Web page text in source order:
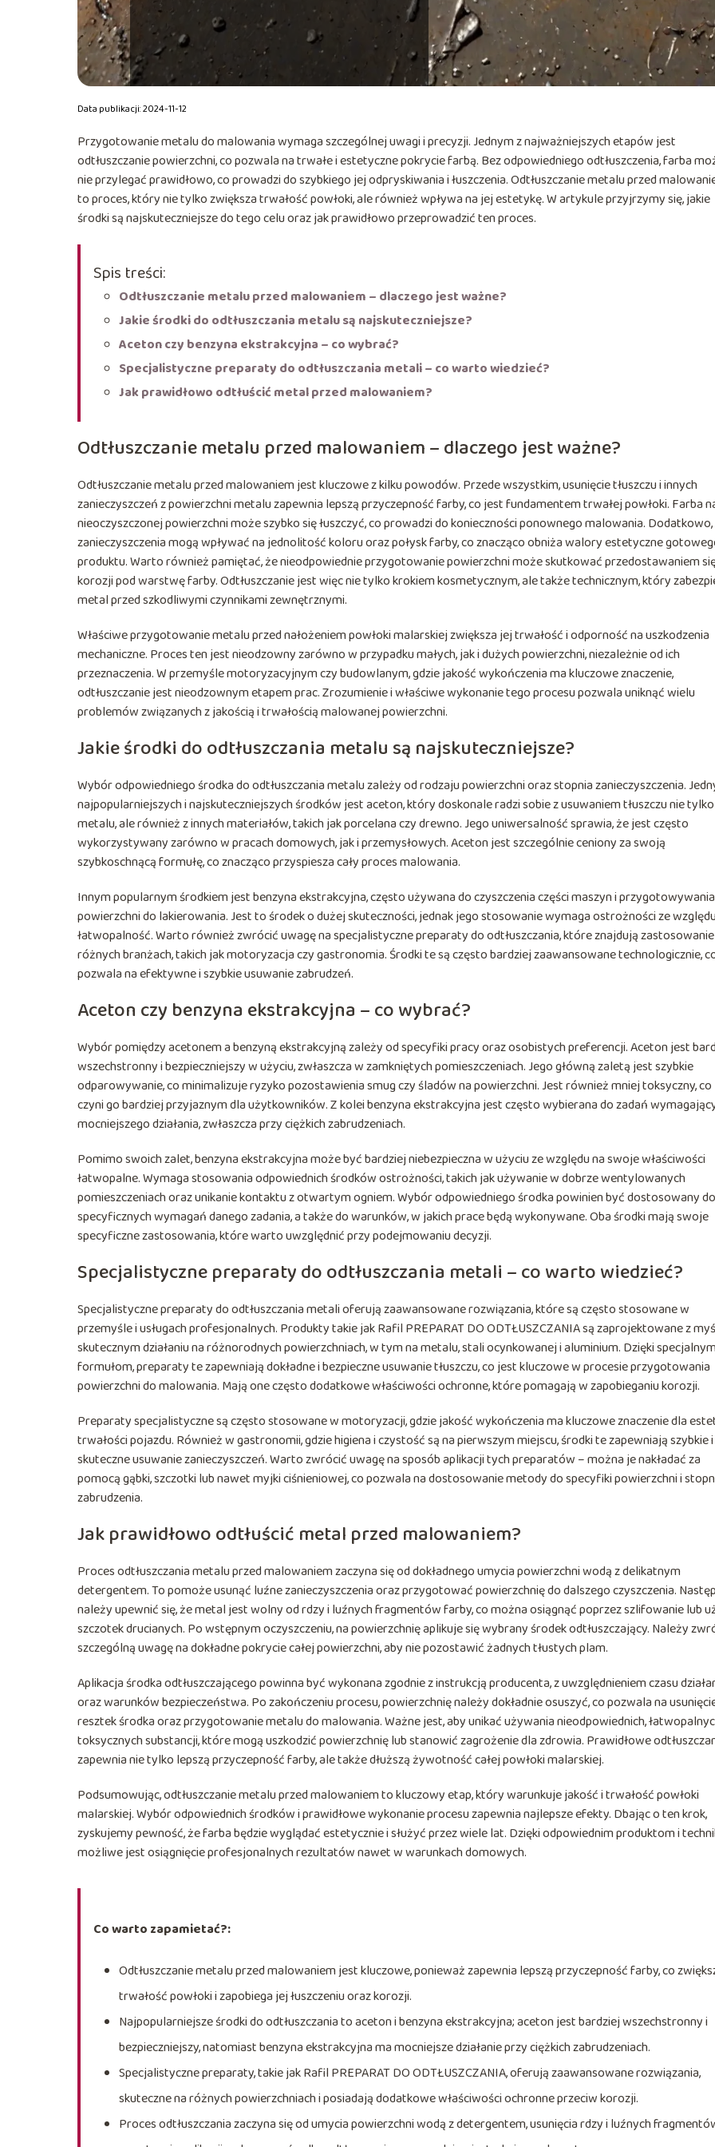
Data publikacji: 2024-11-12
Przygotowanie metalu do malowania wymaga szczególnej uwagi i precyzji. Jednym z najważniejszych etapów jest
odtłuszczanie powierzchni, co pozwala na trwałe i estetyczne pokrycie farbą. Bez odpowiedniego odtłuszczenia, farba
nie przylegać prawidłowo, co prowadzi do szybkiego jej odpryskiwania i łuszczenia. Odtłuszczanie metalu przed
to proces, który nie tylko zwiększa trwałość powłoki, ale również wpływa na jej estetykę. W artykule przyjrzymy się, jakie
środki są najskuteczniejsze do tego celu oraz jak prawidłowo przeprowadzić ten proces.
Spis treści:
Odtłuszczanie metalu przed malowaniem – dlaczego jest ważne?
Jakie środki do odtłuszczania metalu są najskuteczniejsze?
Aceton czy benzyna ekstrakcyjna – co wybrać?
Specjalistyczne preparaty do odtłuszczania metali – co warto wiedzieć?
Jak prawidłowo odtłuścić metal przed malowaniem?
Odtłuszczanie metalu przed malowaniem – dlaczego jest ważne?
Odtłuszczanie metalu przed malowaniem jest kluczowe z kilku powodów. Przede wszystkim, usunięcie tłuszczu i innych
zanieczyszczeń z powierzchni metalu zapewnia lepszą przyczepność farby, co jest fundamentem trwałej powłoki. Farba
nieoczyszczonej powierzchni może szybko się łuszczyć, co prowadzi do konieczności ponownego malowania. Dodatkowo,
zanieczyszczenia mogą wpływać na jednolitość koloru oraz połysk farby, co znacząco obniża walory estetyczne
produktu. Warto również pamiętać, że nieodpowiednie przygotowanie powierzchni może skutkować przedostawaniem
korozji pod warstwę farby. Odtłuszczanie jest więc nie tylko krokiem kosmetycznym, ale także technicznym, który
metal przed szkodliwymi czynnikami zewnętrznymi.
Właściwe przygotowanie metalu przed nałożeniem powłoki malarskiej zwiększa jej trwałość i odporność na uszkodzenia
mechaniczne. Proces ten jest nieodzowny zarówno w przypadku małych, jak i dużych powierzchni, niezależnie od ich
przeznaczenia. W przemyśle motoryzacyjnym czy budowlanym, gdzie jakość wykończenia ma kluczowe znaczenie,
odtłuszczanie jest nieodzownym etapem prac. Zrozumienie i właściwe wykonanie tego procesu pozwala uniknąć wielu
problemów związanych z jakością i trwałością malowanej powierzchni.
Jakie środki do odtłuszczania metalu są najskuteczniejsze?
Wybór odpowiedniego środka do odtłuszczania metalu zależy od rodzaju powierzchni oraz stopnia zanieczyszczenia.
najpopularniejszych i najskuteczniejszych środków jest aceton, który doskonale radzi sobie z usuwaniem tłuszczu nie
metalu, ale również z innych materiałów, takich jak porcelana czy drewno. Jego uniwersalność sprawia, że jest często
wykorzystywany zarówno w pracach domowych, jak i przemysłowych. Aceton jest szczególnie ceniony za swoją
szybkoschnącą formułę, co znacząco przyspiesza cały proces malowania.
Innym popularnym środkiem jest benzyna ekstrakcyjna, często używana do czyszczenia części maszyn i przygotowywania
powierzchni do lakierowania. Jest to środek o dużej skuteczności, jednak jego stosowanie wymaga ostrożności ze
łatwopalność. Warto również zwrócić uwagę na specjalistyczne preparaty do odtłuszczania, które znajdują
różnych branżach, takich jak motoryzacja czy gastronomia. Środki te są często bardziej zaawansowane technologicznie,
pozwala na efektywne i szybkie usuwanie zabrudzeń.
Aceton czy benzyna ekstrakcyjna – co wybrać?
Wybór pomiędzy acetonem a benzyną ekstrakcyjną zależy od specyfiki pracy oraz osobistych preferencji. Aceton jest
wszechstronny i bezpieczniejszy w użyciu, zwłaszcza w zamkniętych pomieszczeniach. Jego główną zaletą jest szybkie
odparowywanie, co minimalizuje ryzyko pozostawienia smug czy śladów na powierzchni. Jest również mniej toksyczny, co
czyni go bardziej przyjaznym dla użytkowników. Z kolei benzyna ekstrakcyjna jest często wybierana do zadań
mocniejszego działania, zwłaszcza przy ciężkich zabrudzeniach.
Pomimo swoich zalet, benzyna ekstrakcyjna może być bardziej niebezpieczna w użyciu ze względu na swoje właściwości
łatwopalne. Wymaga stosowania odpowiednich środków ostrożności, takich jak używanie w dobrze wentylowanych
pomieszczeniach oraz unikanie kontaktu z otwartym ogniem. Wybór odpowiedniego środka powinien być dostosowany do
specyficznych wymagań danego zadania, a także do warunków, w jakich prace będą wykonywane. Oba środki mają swoje
specyficzne zastosowania, które warto uwzględnić przy podejmowaniu decyzji.
Specjalistyczne preparaty do odtłuszczania metali – co warto wiedzieć?
Specjalistyczne preparaty do odtłuszczania metali oferują zaawansowane rozwiązania, które są często stosowane w
przemyśle i usługach profesjonalnych. Produkty takie jak Rafil PREPARAT DO ODTŁUSZCZANIA są zaprojektowane z
skutecznym działaniu na różnorodnych powierzchniach, w tym na metalu, stali ocynkowanej i aluminium. Dzięki
formułom, preparaty te zapewniają dokładne i bezpieczne usuwanie tłuszczu, co jest kluczowe w procesie przygotowania
powierzchni do malowania. Mają one często dodatkowe właściwości ochronne, które pomagają w zapobieganiu korozji.
Preparaty specjalistyczne są często stosowane w motoryzacji, gdzie jakość wykończenia ma kluczowe znaczenie dla
trwałości pojazdu. Również w gastronomii, gdzie higiena i czystość są na pierwszym miejscu, środki te zapewniają szybkie i
skuteczne usuwanie zanieczyszczeń. Warto zwrócić uwagę na sposób aplikacji tych preparatów – można je nakładać za
pomocą gąbki, szczotki lub nawet myjki ciśnieniowej, co pozwala na dostosowanie metody do specyfiki powierzchni i
zabrudzenia.
Jak prawidłowo odtłuścić metal przed malowaniem?
Proces odtłuszczania metalu przed malowaniem zaczyna się od dokładnego umycia powierzchni wodą z delikatnym
detergentem. To pomoże usunąć luźne zanieczyszczenia oraz przygotować powierzchnię do dalszego czyszczenia.
należy upewnić się, że metal jest wolny od rdzy i luźnych fragmentów farby, co można osiągnąć poprzez szlifowanie lub
szczotek drucianych. Po wstępnym oczyszczeniu, na powierzchnię aplikuje się wybrany środek odtłuszczający. Należy
szczególną uwagę na dokładne pokrycie całej powierzchni, aby nie pozostawić żadnych tłustych plam.
Aplikacja środka odtłuszczającego powinna być wykonana zgodnie z instrukcją producenta, z uwzględnieniem czasu
oraz warunków bezpieczeństwa. Po zakończeniu procesu, powierzchnię należy dokładnie osuszyć, co pozwala na
resztek środka oraz przygotowanie metalu do malowania. Ważne jest, aby unikać używania nieodpowiednich,
toksycznych substancji, które mogą uszkodzić powierzchnię lub stanowić zagrożenie dla zdrowia. Prawidłowe
zapewnia nie tylko lepszą przyczepność farby, ale także dłuższą żywotność całej powłoki malarskiej.
Podsumowując, odtłuszczanie metalu przed malowaniem to kluczowy etap, który warunkuje jakość i trwałość powłoki
malarskiej. Wybór odpowiednich środków i prawidłowe wykonanie procesu zapewnia najlepsze efekty. Dbając o ten krok,
zyskujemy pewność, że farba będzie wyglądać estetycznie i służyć przez wiele lat. Dzięki odpowiednim produktom i
możliwe jest osiągnięcie profesjonalnych rezultatów nawet w warunkach domowych.
Co warto zapamietać?:
Odtłuszczanie metalu przed malowaniem jest kluczowe, ponieważ zapewnia lepszą przyczepność farby, co
trwałość powłoki i zapobiega jej łuszczeniu oraz korozji.
Najpopularniejsze środki do odtłuszczania to aceton i benzyna ekstrakcyjna; aceton jest bardziej wszechstronny i
bezpieczniejszy, natomiast benzyna ekstrakcyjna ma mocniejsze działanie przy ciężkich zabrudzeniach.
Specjalistyczne preparaty, takie jak Rafil PREPARAT DO ODTŁUSZCZANIA, oferują zaawansowane rozwiązania,
skuteczne na różnych powierzchniach i posiadają dodatkowe właściwości ochronne przeciw korozji.
Proces odtłuszczania zaczyna się od umycia powierzchni wodą z detergentem, usunięcia rdzy i luźnych